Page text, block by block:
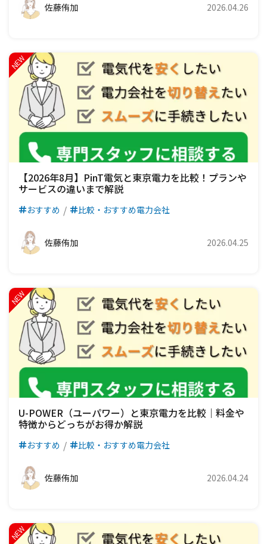
佐藤侑加 2026.04.26
【2026年8月】PinT電気と東京電力を比較！プランや
サービスの違いまで解説
おすすめ 比較・おすすめ電力会社
佐藤侑加 2026.04.25
U-POWER（ユーパワー）と東京電力を比較｜料金や
特徴からどっちがお得か解説
おすすめ 比較・おすすめ電力会社
佐藤侑加 2026.04.24